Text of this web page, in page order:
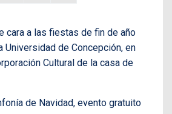
cara a las fiestas de fin de año
Universidad de Concepción, en
Cultural de la casa de
de Navidad, evento gratuito